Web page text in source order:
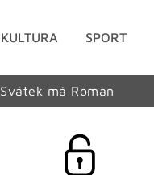
KULTURA SPORT
Svátek má Roman